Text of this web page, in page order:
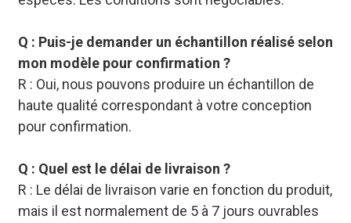
Q : Puis-je demander un échantillon réalisé selon
mon modèle pour confirmation ?
R : Oui, nous pouvons produire un échantillon de
haute qualité correspondant à votre conception
pour confirmation.
Q : Quel est le délai de livraison ?
R : Le délai de livraison varie en fonction du produit,
mais il est normalement de 5 à 7 jours ouvrables